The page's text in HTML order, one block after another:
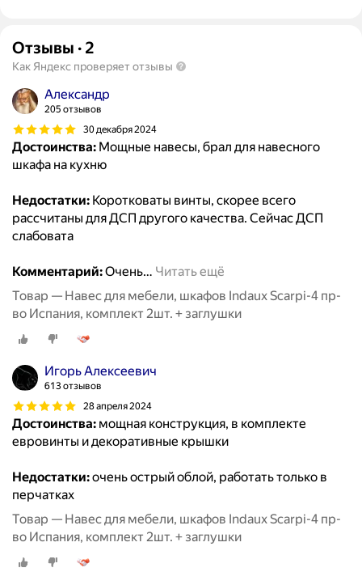
Отзывы · 2
Как Яндекс проверяет отзывы
Александр
205 отзывов
30 декабря 2024
Достоинства: Мощные навесы, брал для навесного
шкафа на кухню
Недостатки: Коротковаты винты, скорее всего
рассчитаны для ДСП другого качества. Сейчас ДСП
слабовата
Комментарий:Очень… Читать ещё
Товар — Навес для мебели, шкафов Indaux Scarpi-4 пр-
во Испания, комплект 2шт. + заглушки
Игорь Алексеевич
613 отзывов
28 апреля 2024
Достоинства: мощная конструкция, в комплекте
евровинты и декоративные крышки
Недостатки:очень острый облой, работать только в
перчатках
Товар — Навес для мебели, шкафов Indaux Scarpi-4 пр-
во Испания, комплект 2шт. + заглушки